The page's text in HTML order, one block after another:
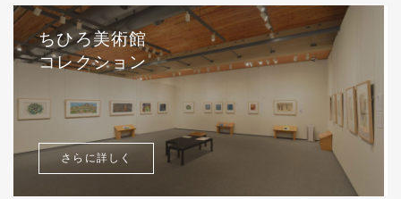
ちひろ美術館
コレクション
さらに詳しく